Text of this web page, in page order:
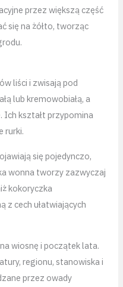
przez większą część
się na żółto, tworząc
liści i zwisają pod
lub kremowobiałą, a
Ich kształt przypomina
rurki.
się pojedynczo,
wonna tworzy zazwyczaj
kokoryczka
z cech ułatwiających
wiosnę i początek lata.
regionu, stanowiska i
przez owady